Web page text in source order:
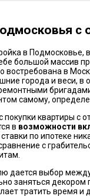
с
в Подмосковье,
большой массив
востребована в
города и веси, в
самому,
квартиры с
в возможности
по ипотеке
с
дается выбор
заняться
тратить время и